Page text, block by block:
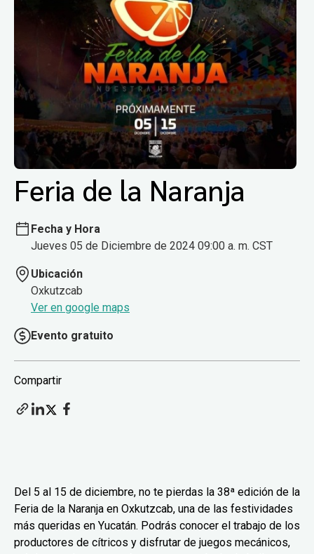
Feria de la Naranja
Fecha y Hora
Jueves 05 de Diciembre de 2024 09:00 a. m. CST
Ubicación
Oxkutzcab
Ver en google maps
Evento gratuito
Compartir
Del 5 al 15 de diciembre, no te pierdas la 38ª edición de la
Feria de la Naranja en Oxkutzcab, una de las festividades
más queridas en Yucatán. Podrás conocer el trabajo de los
productores de cítricos y disfrutar de juegos mecánicos,